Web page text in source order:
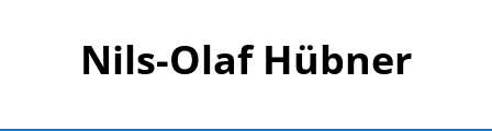
Nils-Olaf Hübner